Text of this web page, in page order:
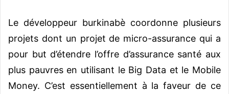
Le développeur burkinabè coordonne plusieurs
projets dont un projet de micro-assurance qui a
pour but d’étendre l’offre d’assurance santé aux
plus pauvres en utilisant le Big Data et le Mobile
Money. C’est essentiellement à la faveur de ce